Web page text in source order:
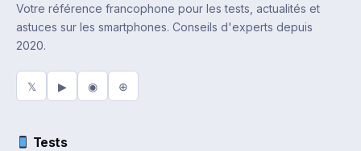
Votre référence francophone pour les tests, actualités et
astuces sur les smartphones. Conseils d'experts depuis
2020.
𝕏 ▶ ◉ ⊕
Tests